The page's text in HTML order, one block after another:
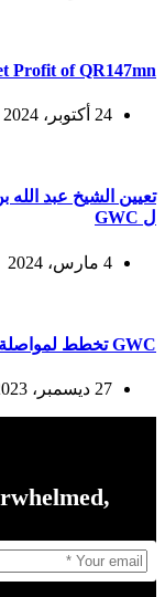
Profit of QR147mn
24 أكتوبر، 2024
تعيين الشيخ عبد
ل GWC
4 مارس، 2024
GWC تخطط لمواصلة مسيرة النمو
27 ديسمبر، 2023